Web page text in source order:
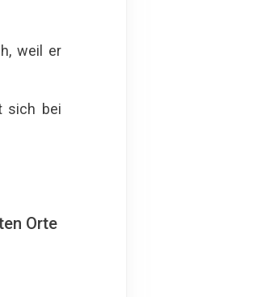
weil er
sich bei
Orte